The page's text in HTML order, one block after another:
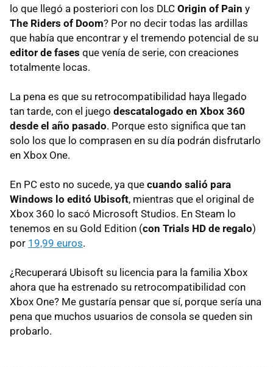
lo que llegó a posteriori con los DLC Origin of Pain y
The Riders of Doom? Por no decir todas las ardillas
que había que encontrar y el tremendo potencial de su
editor de fases que venía de serie, con creaciones
totalmente locas.
La pena es que su retrocompatibilidad haya llegado
tan tarde, con el juego descatalogado en Xbox 360
desde el año pasado. Porque esto significa que tan
solo los que lo comprasen en su día podrán disfrutarlo
en Xbox One.
En PC esto no sucede, ya que cuando salió para
Windows lo editó Ubisoft, mientras que el original de
Xbox 360 lo sacó Microsoft Studios. En Steam lo
tenemos en su Gold Edition (con Trials HD de regalo)
por 19,99 euros.
¿Recuperará Ubisoft su licencia para la familia Xbox
ahora que ha estrenado su retrocompatibilidad con
Xbox One? Me gustaría pensar que sí, porque sería una
pena que muchos usuarios de consola se queden sin
probarlo.